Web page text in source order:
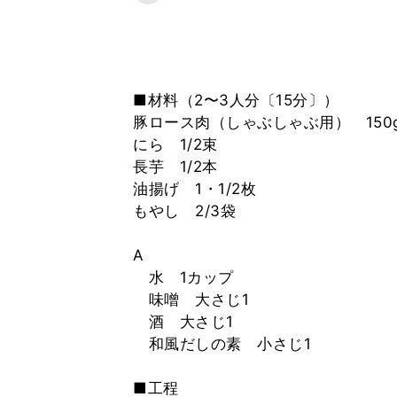
■材料（2〜3人分〔15分〕）
豚ロース肉（しゃぶしゃぶ用）
にら 1/2束
長芋 1/2本
油揚げ 1・1/2枚
もやし 2/3袋
A
水 1カップ
味噌 大さじ1
酒 大さじ1
和風だしの素 小さじ1
■工程